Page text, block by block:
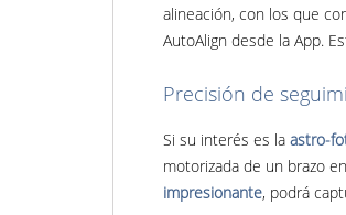
alineación, con los que
AutoAlign desde la App.
Precisión de
Si su interés es la astro-
motorizada de un brazo
impresionante, podrá